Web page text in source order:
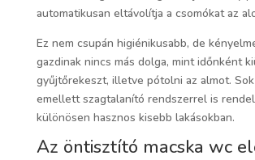
automatikusan eltávolítja a csomókat az
Ez nem csupán higiénikusabb, de
gazdinak nincs más dolga, mint időnként
gyűjtőrekeszt, illetve pótolni az almot.
emellett szagtalanító rendszerrel is
különösen hasznos kisebb lakásokban.
Az öntisztító macska wc